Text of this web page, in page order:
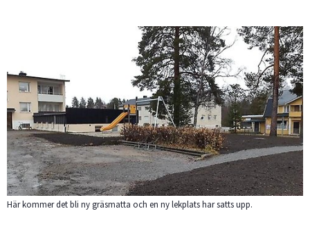
Här kommer det bli ny gräsmatta och en ny lekplats har satts upp.